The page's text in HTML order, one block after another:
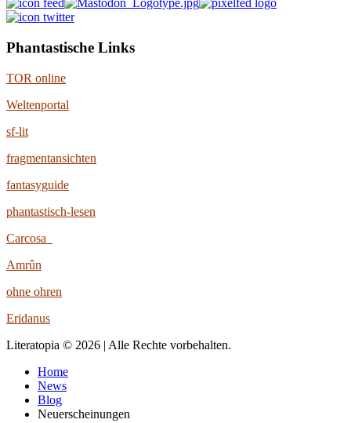
Phantastische Links
TOR online
Weltenportal
sf-lit
fragmentansichten
fantasyguide
phantastisch-lesen
Carcosa
Amrûn
ohne ohren
Eridanus
Literatopia © 2026 | Alle Rechte vorbehalten.
Home
News
Blog
Neuerscheinungen